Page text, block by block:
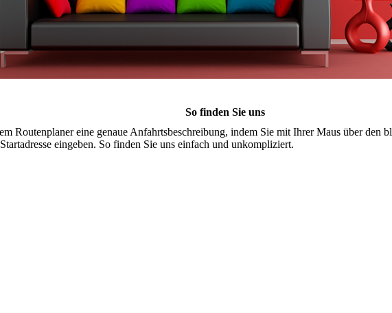
So finden Sie uns
Routenplaner eine genaue Anfahrtsbeschreibung, indem Sie mit Ihrer Maus über den
eingeben. So finden Sie uns einfach und unkompliziert.